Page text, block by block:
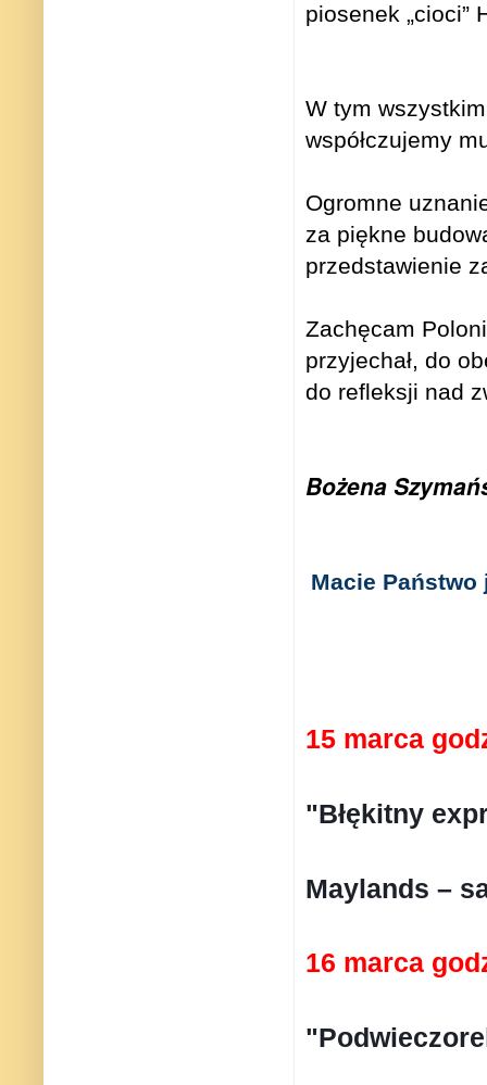
piosenek „cioci”
W tym
współczujemy
Ogromne
za piękne
przedstawienie
Zachęcam
przyjechał, do
do refleksji nad
Bożena
Macie Państwo
15 marca
"Błękitny
Maylands –
16 marca